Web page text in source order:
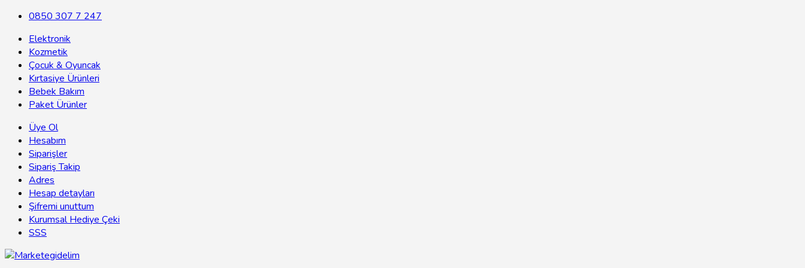
0850 307 7 247
Elektronik
Kozmetik
Çocuk & Oyuncak
Kırtasiye Ürünleri
Bebek Bakım
Paket Ürünler
Üye Ol
Hesabım
Siparişler
Sipariş Takip
Adres
Hesap detayları
Şifremi unuttum
Kurumsal Hediye Çeki
SSS